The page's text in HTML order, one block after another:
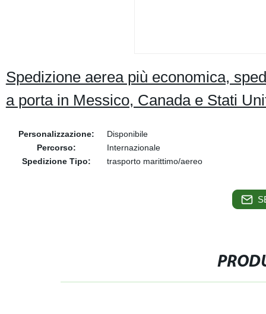
Spedizione aerea più economica,
a porta in Messico, Canada e Stati
Personalizzazione:
Disponibile
Percorso:
Internazionale
Spedizione Tipo:
trasporto marittimo/aereo